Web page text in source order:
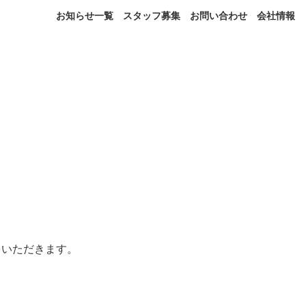
お知らせ一覧 スタッフ募集 お問い合わせ 会社情報
ただきます。